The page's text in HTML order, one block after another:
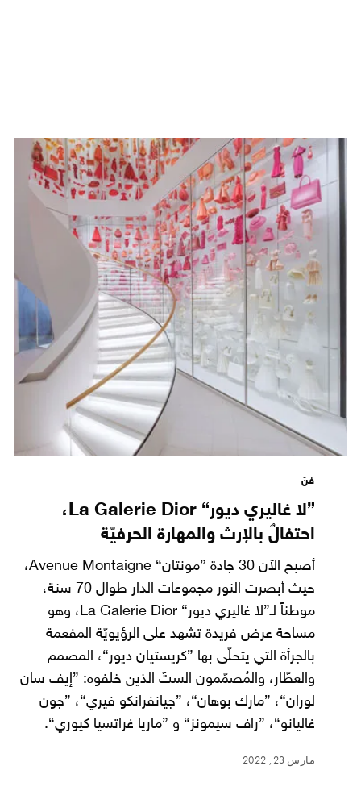
فنّ
”لا غاليري ديور“ La Galerie Dior،
احتفالٌ بالإرث والمهارة الحرفيّة
أصبح الآن 30 جادة ”مونتان“ Avenue Montaigne،
حيث أبصرت النور مجموعات الدار طوال 70 سنة،
موطناً لـ”لا غاليري ديور“ La Galerie Dior، وهو
مساحة عرض فريدة تشهد على الرؤيويّة المفعمة
بالجرأة التي يتحلّى بها ”كريستيان ديور“، المصمم
والعطّار، والمُصمّمون الستّ الذين خلفوه: ”إيف سان
لوران“، ”مارك بوهان“، ”جيانفرانكو فيري“، ”جون
غاليانو“، ”راف سيمونز“ و ”ماريا غراتسيا كيوري“.
مارس 23, 2022